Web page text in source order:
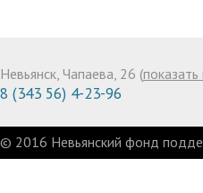
Невьянск, Чапаева, 26 (показать
8 (343 56) 4-23-96
© 2016 Невьянский фонд